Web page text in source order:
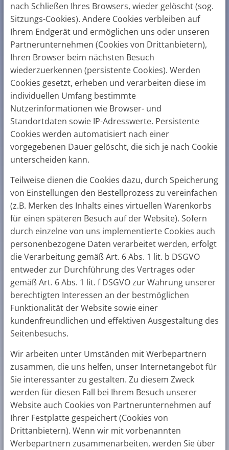
nach Schließen Ihres Browsers, wieder gelöscht (sog.
Sitzungs-Cookies). Andere Cookies verbleiben auf
Ihrem Endgerät und ermöglichen uns oder unseren
Partnerunternehmen (Cookies von Drittanbietern),
Ihren Browser beim nächsten Besuch
wiederzuerkennen (persistente Cookies). Werden
Cookies gesetzt, erheben und verarbeiten diese im
individuellen Umfang bestimmte
Nutzerinformationen wie Browser- und
Standortdaten sowie IP-Adresswerte. Persistente
Cookies werden automatisiert nach einer
vorgegebenen Dauer gelöscht, die sich je nach Cookie
unterscheiden kann.
Teilweise dienen die Cookies dazu, durch Speicherung
von Einstellungen den Bestellprozess zu vereinfachen
(z.B. Merken des Inhalts eines virtuellen Warenkorbs
für einen späteren Besuch auf der Website). Sofern
durch einzelne von uns implementierte Cookies auch
personenbezogene Daten verarbeitet werden, erfolgt
die Verarbeitung gemäß Art. 6 Abs. 1 lit. b DSGVO
entweder zur Durchführung des Vertrages oder
gemäß Art. 6 Abs. 1 lit. f DSGVO zur Wahrung unserer
berechtigten Interessen an der bestmöglichen
Funktionalität der Website sowie einer
kundenfreundlichen und effektiven Ausgestaltung des
Seitenbesuchs.
Wir arbeiten unter Umständen mit Werbepartnern
zusammen, die uns helfen, unser Internetangebot für
Sie interessanter zu gestalten. Zu diesem Zweck
werden für diesen Fall bei Ihrem Besuch unserer
Website auch Cookies von Partnerunternehmen auf
Ihrer Festplatte gespeichert (Cookies von
Drittanbietern). Wenn wir mit vorbenannten
Werbepartnern zusammenarbeiten, werden Sie über